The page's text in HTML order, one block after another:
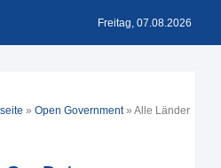
Freitag, 07.08.2026
» Open Government» Alle Länder